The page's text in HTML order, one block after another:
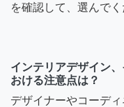
を確認して、選んでく
インテリアデザイン
おける注意点は？
デザイナーやコーデ